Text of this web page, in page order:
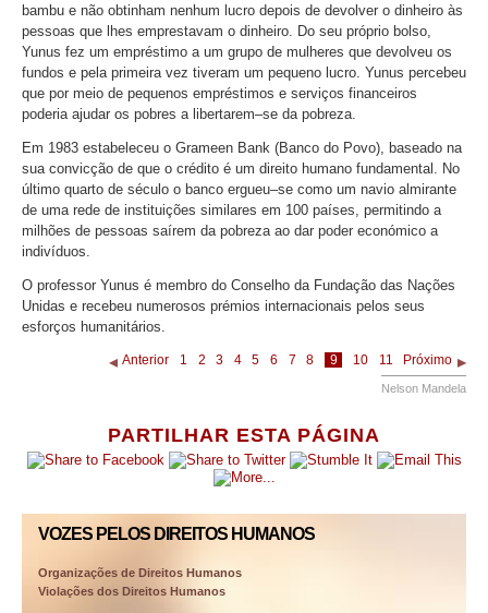
PARTILHAR ESTA PÁGINA
VOZES PELOS DIREITOS HUMANOS
Organizações de Direitos Humanos
Violações dos Direitos Humanos
bambu e não obtinham nenhum lucro depois de devolver o dinheiro às
pessoas que lhes emprestavam o dinheiro. Do seu próprio bolso,
Yunus fez um empréstimo a um grupo de mulheres que devolveu os
fundos e pela primeira vez tiveram um pequeno lucro. Yunus percebeu
que por meio de pequenos empréstimos e serviços financeiros
poderia ajudar os pobres a libertarem–se da pobreza.
Em 1983 estabeleceu o Grameen Bank (Banco do Povo), baseado na
sua convicção de que o crédito é um direito humano fundamental. No
último quarto de século o banco ergueu–se como um navio almirante
de uma rede de instituições similares em 100 países, permitindo a
milhões de pessoas saírem da pobreza ao dar poder económico a
indivíduos.
O professor Yunus é membro do Conselho da Fundação das Nações
Unidas e recebeu numerosos prémios internacionais pelos seus
esforços humanitários.
Anterior 1 2 3 4 5 6 7 8 9 10 11 Próximo
Nelson Mandela